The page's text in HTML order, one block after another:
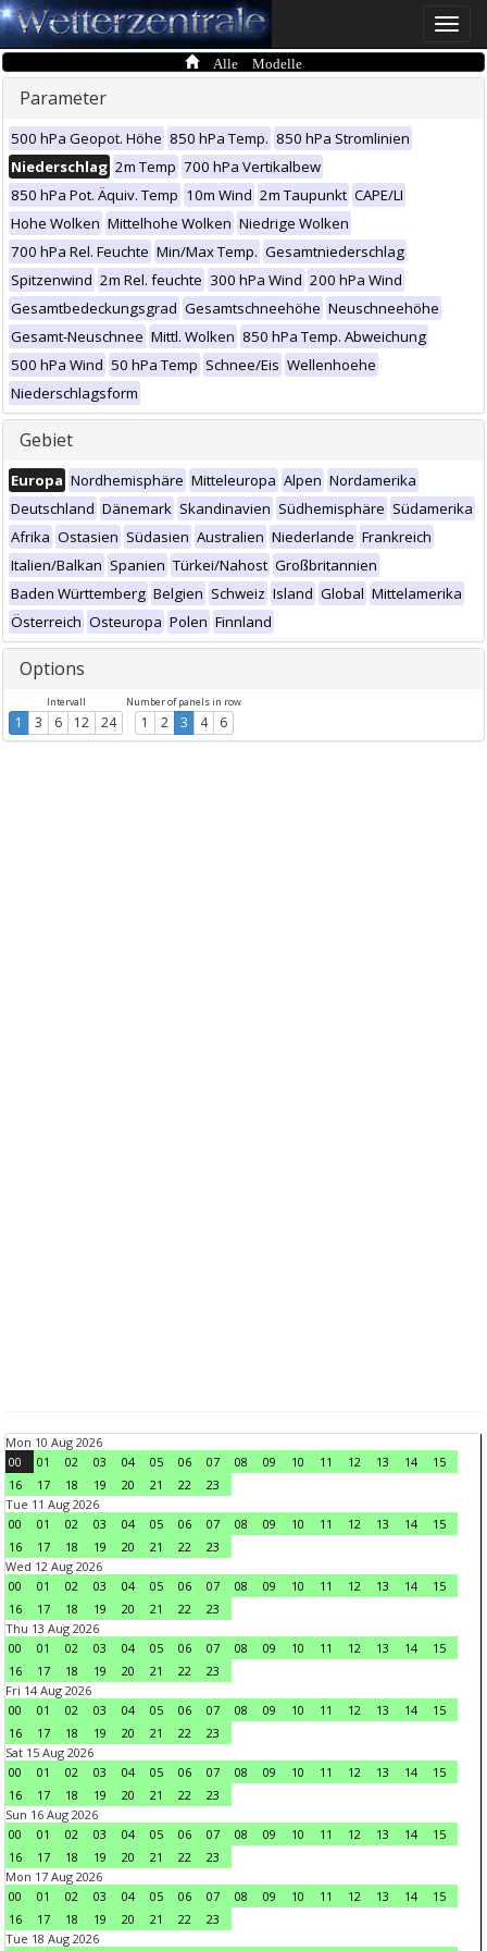
Toggle
Alle Modelle
Parameter
500 hPa Geopot. Höhe 850 hPa Temp. 850 hPa Stromlinien
Niederschlag 2m Temp 700 hPa Vertikalbew
850 hPa Pot. Äquiv. Temp 10m Wind 2m Taupunkt CAPE/LI
Hohe Wolken Mittelhohe Wolken Niedrige Wolken
700 hPa Rel. Feuchte Min/Max Temp. Gesamtniederschlag
Spitzenwind 2m Rel. feuchte 300 hPa Wind 200 hPa Wind
Gesamtbedeckungsgrad Gesamtschneehöhe Neuschneehöhe
Gesamt-Neuschnee Mittl. Wolken 850 hPa Temp. Abweichung
500 hPa Wind 50 hPa Temp Schnee/Eis Wellenhoehe
Niederschlagsform
Gebiet
Europa Nordhemisphäre Mitteleuropa Alpen Nordamerika
Deutschland Dänemark Skandinavien Südhemisphäre Südamerika
Afrika Ostasien Südasien Australien Niederlande Frankreich
Italien/Balkan Spanien Türkei/Nahost Großbritannien
Baden Württemberg Belgien Schweiz Island Global Mittelamerika
Österreich Osteuropa Polen Finnland
Options
Intervall
1 3 6 12 24
Number of panels in row
1 2 3 4 6
Mon 10 Aug 2026
00
01 02 03 04 05 06 07 08 09 10 11 12 13 14
15
16
17 18 19 20 21 22
23
Tue 11 Aug 2026
00
01 02 03 04 05 06 07 08 09 10 11 12 13 14
15
16
17 18 19 20 21 22
23
Wed 12 Aug 2026
00
01 02 03 04 05 06 07 08 09 10 11 12 13 14
15
16
17 18 19 20 21 22
23
Thu 13 Aug 2026
00
01 02 03 04 05 06 07 08 09 10 11 12 13 14
15
16
17 18 19 20 21 22
23
Fri 14 Aug 2026
00
01 02 03 04 05 06 07 08 09 10 11 12 13 14
15
16
17 18 19 20 21 22
23
Sat 15 Aug 2026
00
01 02 03 04 05 06 07 08 09 10 11 12 13 14
15
16
17 18 19 20 21 22
23
Sun 16 Aug 2026
00
01 02 03 04 05 06 07 08 09 10 11 12 13 14
15
16
17 18 19 20 21 22
23
Mon 17 Aug 2026
00
01 02 03 04 05 06 07 08 09 10 11 12 13 14
15
16
17 18 19 20 21 22
23
Tue 18 Aug 2026